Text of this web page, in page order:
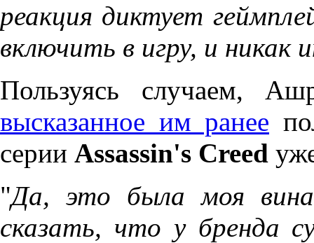
реакция диктует
включить в игру, и никак
Пользуясь случаем,
высказанное им ранее
серии Assassin's Creed
"Да, это была моя
сказать, что у бренда